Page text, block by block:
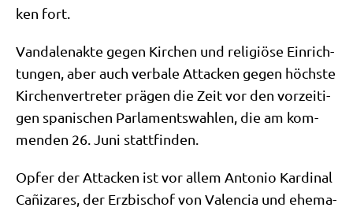
ken fort.
Van­da­len­ak­te gegen Kir­chen und reli­giö­se Ein­rich­
tun­gen, aber auch ver­ba­le Attacken gegen höch­ste
Kir­chen­ver­tre­ter prä­gen die Zeit vor den vor­zei­ti­
gen spa­ni­schen Par­la­ments­wah­len, die am kom­
men­den 26. Juni stattfinden.
Opfer der Attacken ist vor allem Anto­nio Kar­di­nal
Cañi­zares, der Erz­bi­schof von Valen­cia und ehe­ma­